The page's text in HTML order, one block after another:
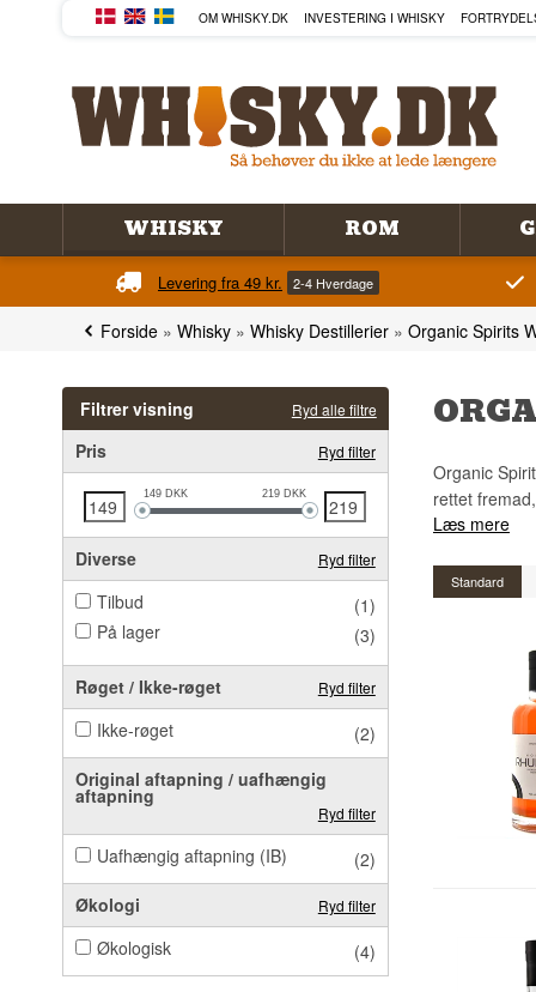
OM WHISKY.DK INVESTERING I WHISKY
WHISKY ROM
Levering fra 49 kr. 2-4 Hverdage
Forside » Whisky » Whisky Destillerier » Organic Spirits
Filtrer visning Ryd alle filtre
Pris Ryd filter
149 DKK 219 DKK
Diverse Ryd filter
Tilbud
(1)
På lager
(3)
Røget / Ikke-røget Ryd filter
Ikke-røget
(2)
Original aftapning / uafhængig
aftapning
Ryd filter
Uafhængig aftapning (IB)
(2)
Økologi
Ryd filter
Økologisk (4)
Organic
rettet
Læs mere
Standard